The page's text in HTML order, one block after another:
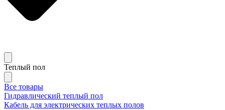
Теплый пол
Все товары
Гидравлический теплый пол
Кабель для электрических теплых полов